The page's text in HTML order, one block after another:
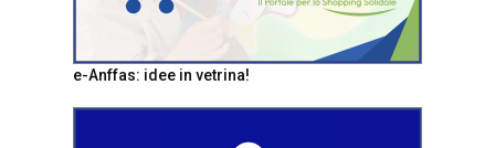
e-Anffas: idee in vetrina!